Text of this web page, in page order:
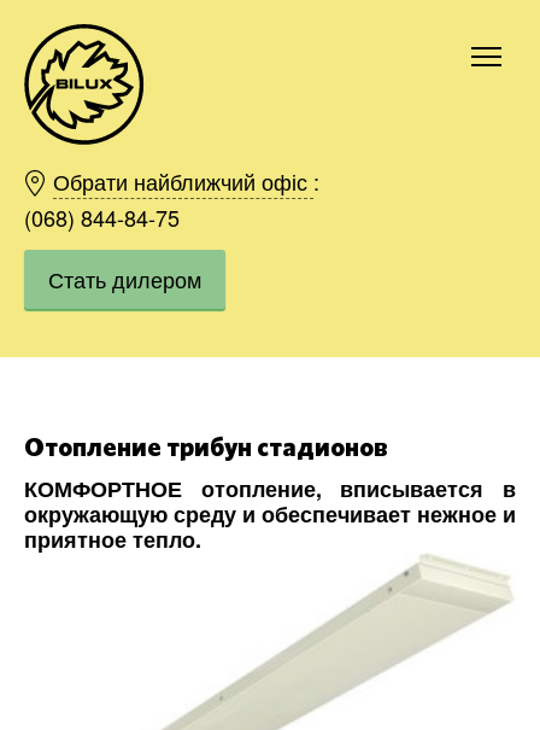
Обрати найближчий офіс :
(068) 844-84-75
Стать дилером
Отопление трибун стадионов
КОМФОРТНОЕ отопление, вписывается в
окружающую среду и обеспечивает нежное и
приятное тепло.
Киев
Харьков
Одесса
Днепр
Ивано-Франковск
Область
Заказать